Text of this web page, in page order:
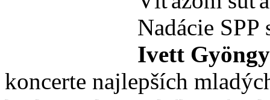
Nadácie
Ivett
koncerte najlepších